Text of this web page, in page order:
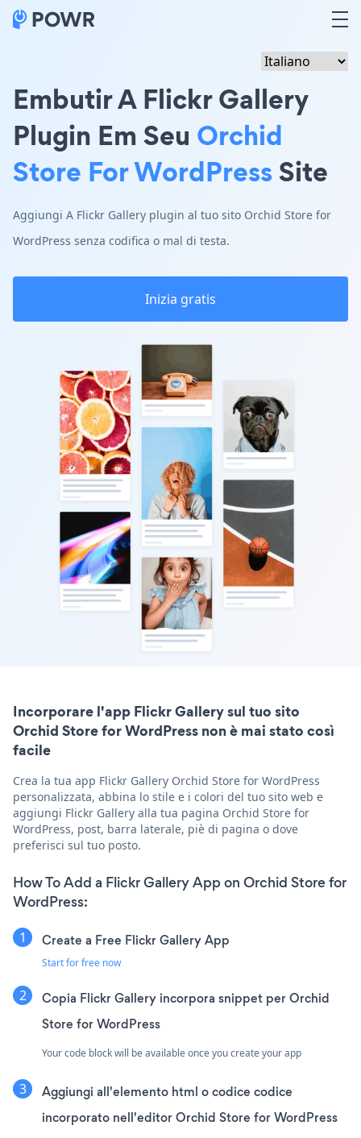
Embutir A Flickr Gallery
Plugin Em Seu Orchid
Store For WordPressSite
Aggiungi A Flickr Gallery plugin al tuo sito Orchid Store for
WordPress senza codifica o mal di testa.
Inizia gratis
Incorporare l'app Flickr Gallery sul tuo sito
Orchid Store for WordPress non è mai stato così
facile
Crea la tua app Flickr Gallery Orchid Store for WordPress
personalizzata, abbina lo stile e i colori del tuo sito web e
aggiungi Flickr Gallery alla tua pagina Orchid Store for
WordPress, post, barra laterale, piè di pagina o dove
preferisci sul tuo posto.
How To Add a Flickr Gallery App on Orchid Store for
WordPress:
Create a Free Flickr Gallery App
Start for free now
Copia Flickr Gallery incorpora snippet per Orchid
Store for WordPress
Your code block will be available once you create your app
Aggiungi all'elemento html o codice codice
incorporato nell'editor Orchid Store for WordPress